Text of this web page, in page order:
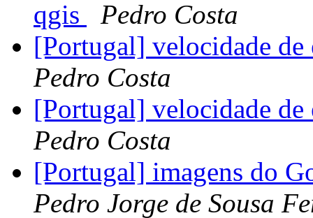
qgis
Pedro Costa
[Portugal] velocidade
Pedro Costa
[Portugal] velocidade
Pedro Costa
[Portugal] imagens do
Pedro Jorge de Sousa